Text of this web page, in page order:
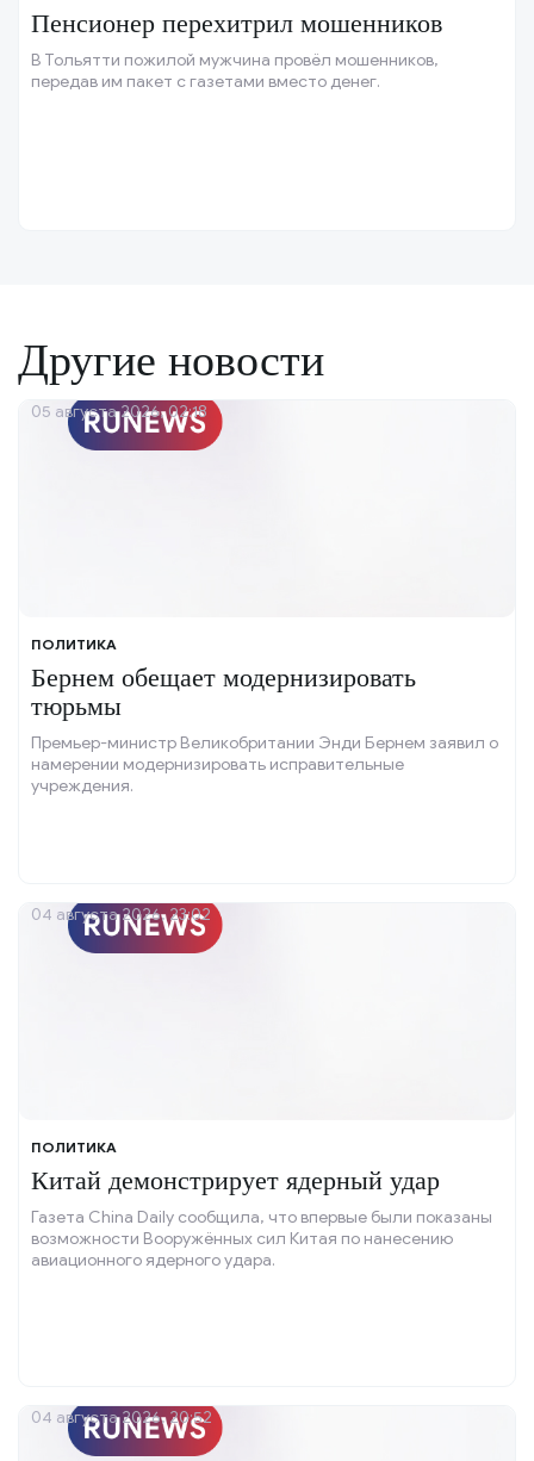
Пенсионер перехитрил мошенников
В Тольятти пожилой мужчина провёл мошенников,
передав им пакет с газетами вместо денег.
Другие новости
ПОЛИТИКА
Бернем обещает модернизировать
тюрьмы
Премьер-министр Великобритании Энди Бернем заявил о
намерении модернизировать исправительные
учреждения.
05 августа 2026, 02:18
ПОЛИТИКА
Китай демонстрирует ядерный удар
Газета China Daily сообщила, что впервые были показаны
возможности Вооружённых сил Китая по нанесению
авиационного ядерного удара.
04 августа 2026, 23:02
04 августа 2026, 20:52